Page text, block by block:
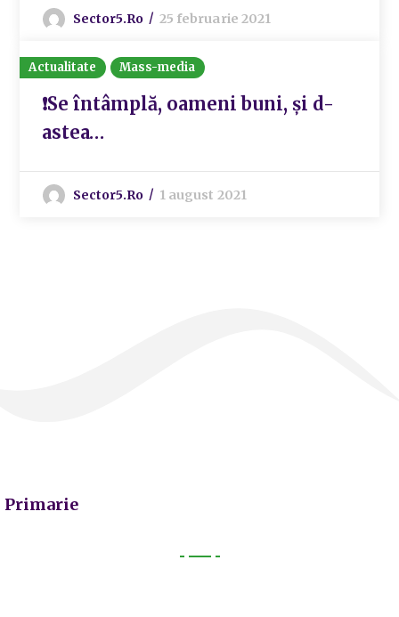
Sector5.ro 25 februarie 2021
Actualitate Mass-media
❗Se întâmplă, oameni buni, și d-
astea…
Sector5.ro 1 august 2021
Primarie